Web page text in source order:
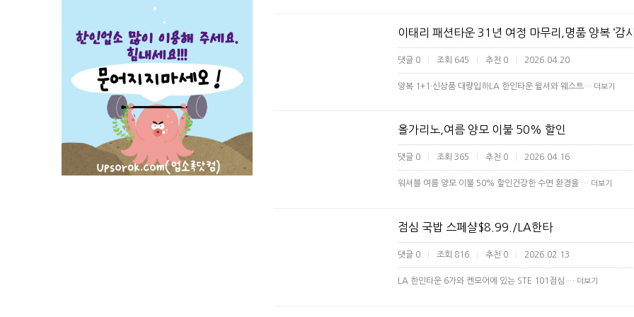
이태리 패션타운 31년 여정 마무리,명품 양복 ‘감
댓글 0 조회 645 추천 0 2026.04.20
양복 1+1·신상품 대량입하LA 한인타운 윌셔와 웨스트… 더보기
올가리노,여름 양모 이불 50% 할인
댓글 0 조회 365 추천 0 2026.04.16
워셔블 여름 양모 이불 50% 할인건강한 수면 환경을 … 더보기
점심 국밥 스페샬$8.99./LA한타
댓글 0 조회 816 추천 0 2026.02.13
LA 한인타운 6가와 켄모어에 있는 STE 101점심 … 더보기